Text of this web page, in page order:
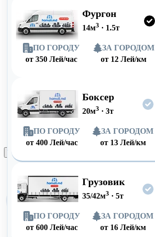
Фургон
14м3 · 1.5т
ПО ГОРОДУ
от 350 Лей/час
ЗА ГОРОДОМ
от 12 Лей/км
Боксер
20м3 · 3т
ПО ГОРОДУ
от 400 Лей/час
ЗА ГОРОДОМ
от 13 Лей/км
Грузовик
35/42м3 · 5т
ПО ГОРОДУ
от 600 Лей/час
ЗА ГОРОДОМ
от 16 Лей/км
Оформить заказ